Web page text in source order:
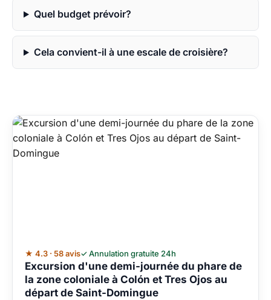
Quel budget prévoir?
Cela convient-il à une escale de croisière?
★ 4.3 · 58 avis✓ Annulation gratuite 24h
Excursion d'une demi-journée du phare de
la zone coloniale à Colón et Tres Ojos au
départ de Saint-Domingue